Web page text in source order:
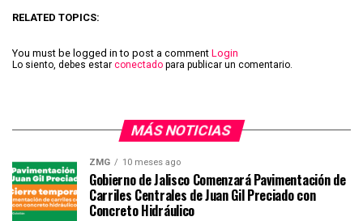
RELATED TOPICS:
You must be logged in to post a comment Login
Lo siento, debes estar conectado para publicar un comentario.
MÁS NOTICIAS
ZMG 10 meses ago
Gobierno de Jalisco Comenzará Pavimentación de
Carriles Centrales de Juan Gil Preciado con
Concreto Hidráulico